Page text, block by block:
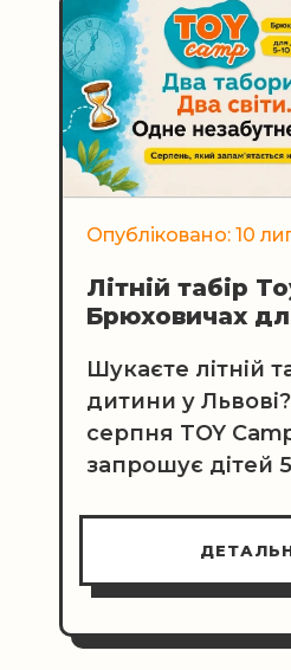
Опубліковано: 10
Літній табір
Брюховичах
Шукаєте літній
дитини у
серпня TOY
запрошує дітей
денного